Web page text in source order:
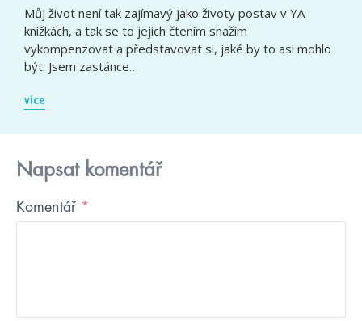
Můj život není tak zajímavý jako životy postav v YA
knížkách, a tak se to jejich čtením snažím
vykompenzovat a představovat si, jaké by to asi mohlo
být. Jsem zastánce…
více
Napsat komentář
Komentář *